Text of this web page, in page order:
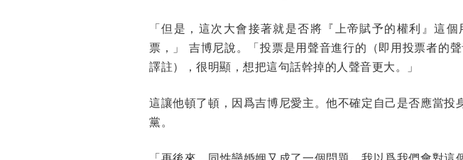
「但是，這次大會接著就是否將『上帝賦予的權利』這
票，」 吉博尼說。「投票是用聲音進行的（即用投票者
譯註），很明顯，想把這句話幹掉的人聲音更大。」
這讓他頓了頓，因爲吉博尼愛主。他不確定自己是否應當投
黨。